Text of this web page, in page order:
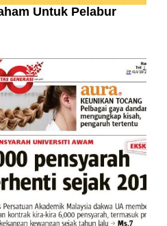
Untuk Pelabur